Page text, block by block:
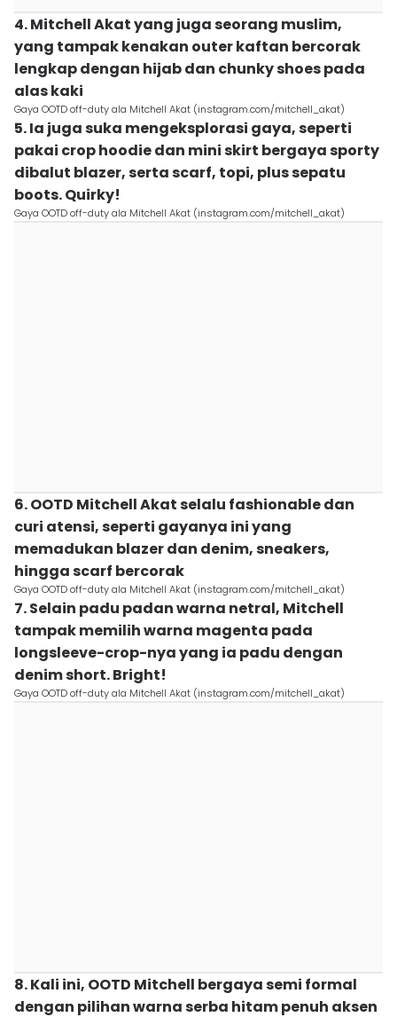
4. Mitchell Akat yang juga seorang muslim,
yang tampak kenakan outer kaftan bercorak
lengkap dengan hijab dan chunky shoes pada
alas kaki
Gaya OOTD off-duty ala Mitchell Akat (instagram.com/mitchell_akat)
5. Ia juga suka mengeksplorasi gaya, seperti
pakai crop hoodie dan mini skirt bergaya sporty
dibalut blazer, serta scarf, topi, plus sepatu
boots. Quirky!
Gaya OOTD off-duty ala Mitchell Akat (instagram.com/mitchell_akat)
6. OOTD Mitchell Akat selalu fashionable dan
curi atensi, seperti gayanya ini yang
memadukan blazer dan denim, sneakers,
hingga scarf bercorak
Gaya OOTD off-duty ala Mitchell Akat (instagram.com/mitchell_akat)
7. Selain padu padan warna netral, Mitchell
tampak memilih warna magenta pada
longsleeve-crop-nya yang ia padu dengan
denim short. Bright!
Gaya OOTD off-duty ala Mitchell Akat (instagram.com/mitchell_akat)
8. Kali ini, OOTD Mitchell bergaya semi formal
dengan pilihan warna serba hitam penuh aksen